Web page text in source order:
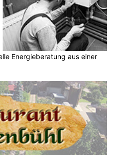
Energieberatung aus einer